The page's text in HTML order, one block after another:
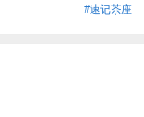
#速记茶座